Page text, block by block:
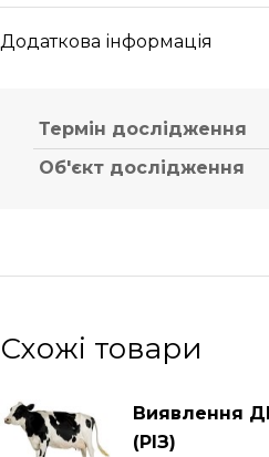
Додаткова інформація
Термін дослідження
Об'єкт дослідження
Схожі товари
Виявлення
(РІЗ)